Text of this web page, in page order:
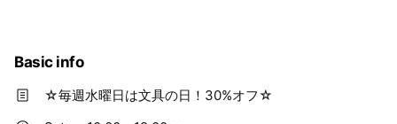
Basic info
☆毎週水曜日は文具の日！30%オフ☆